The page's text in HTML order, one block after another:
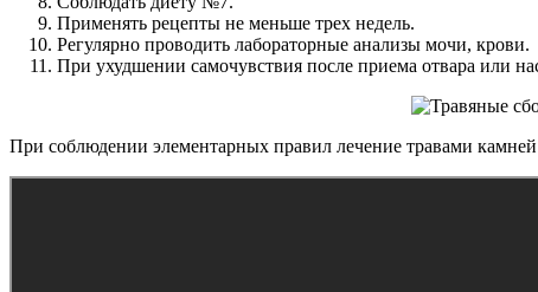
Применять рецепты не меньше трех недель.
Регулярно проводить лабораторные анализы мочи, крови.
При ухудшении самочувствия после приема отвара или
При соблюдении элементарных правил лечение травами